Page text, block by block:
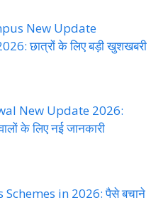
New Update
छात्रों के लिए बड़ी खुशखबरी
New Update 2026:
के लिए नई जानकारी
Schemes in 2026: पैसे बचाने